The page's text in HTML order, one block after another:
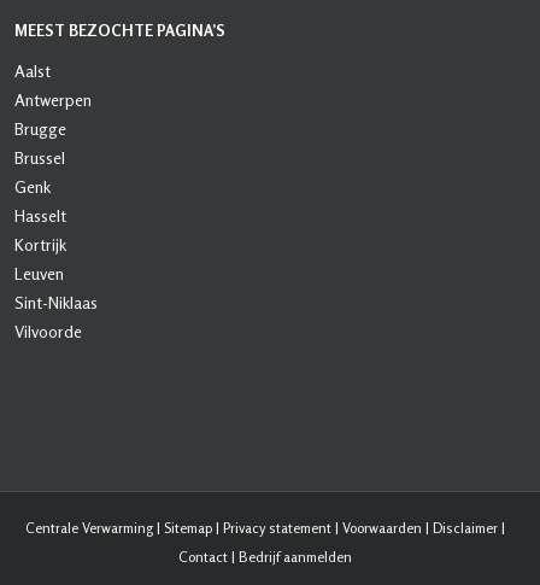
MEEST BEZOCHTE PAGINA’S
Aalst
Antwerpen
Brugge
Brussel
Genk
Hasselt
Kortrijk
Leuven
Sint-Niklaas
Vilvoorde
Centrale Verwarming| Sitemap| Privacy statement| Voorwaarden | Disclaimer|
Contact| Bedrijf aanmelden